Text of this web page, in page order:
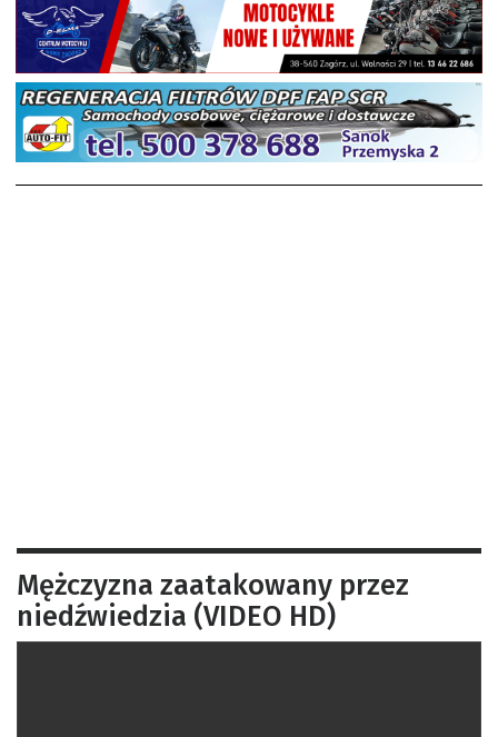
Mężczyzna zaatakowany przez
niedźwiedzia (VIDEO HD)